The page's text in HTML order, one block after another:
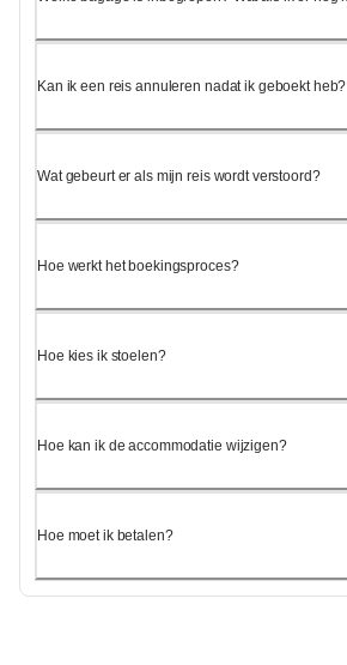
Kan ik een reis annuleren nadat ik geboekt heb?
Wat gebeurt er als mijn reis wordt verstoord?
Hoe werkt het boekingsproces?
Hoe kies ik stoelen?
Hoe kan ik de accommodatie wijzigen?
Hoe moet ik betalen?